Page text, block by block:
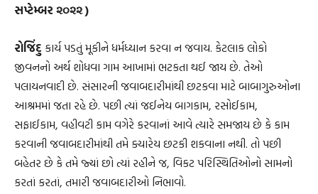
સપ્ટેમ્બર ૨૦૨૨ )
રોજિંદુ કાર્ય પડતું મૂકીને ધર્મધ્યાન કરવા ન જવાય. કેટલાક લોકો
જીવનનો અર્થ શોધવા ગામ આખામાં ભટકતા થઈ જાય છે. તેઓ
પલાયનવાદી છે. સંસારની જવાબદારીમાંથી છટકવા માટે બાબાગુરુઓના
આશ્રમમાં જતા રહે છે. પછી ત્યાં જઈનેય બાગકામ, રસોઈકામ,
સફાઈકામ, વહીવટી કામ વગેરે કરવાનાં આવે ત્યારે સમજાય છે કે કામ
કરવાની જવાબદારીમાંથી તમે ક્યારેય છટકી શકવાના નથી. તો પછી
બહેતર છે કે તમે જ્યાં છો ત્યાં રહીને જ, વિકટ પરિસ્થિતિઓનો સામનો
કરતાં કરતાં, તમારી જવાબદારીઓ નિભાવો.